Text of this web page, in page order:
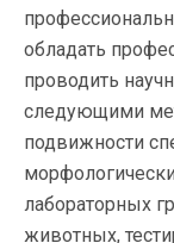
обладать
проводить
следующими
подвижности
лабораторных
животных,